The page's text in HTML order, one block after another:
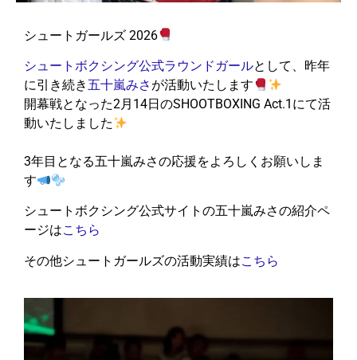
シュートガールズ 2026
シュートボクシング公式ラウンドガールとして、昨年
に引き続き五十嵐みさ が活動いたします
開幕戦となった2月14日のSHOOTBOXING Act.1にて活
動いたしました
3年目となる五十嵐みさの応援をよろしくお願いしま
す
シュートボクシング公式サイトの五十嵐みさの紹介ペ
ージはこちら
その他シュートガールズの活動実績はこちら